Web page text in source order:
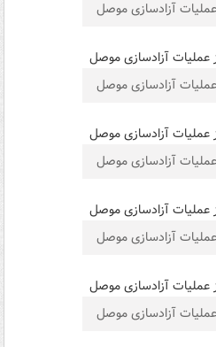
آزادسازی موصل
آزادسازی موصل
آزادسازی موصل
آزادسازی موصل
آزادسازی موصل